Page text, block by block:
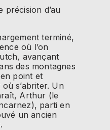
précision d’au
terminé,
où l’on
avançant
des montagnes
point et
s’abriter. Un
Arthur (le
parti en
un ancien